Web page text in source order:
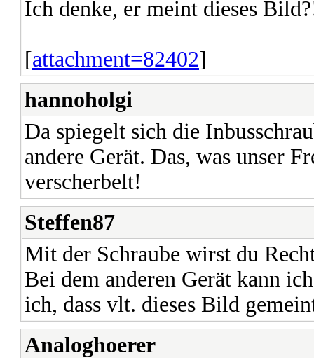
Ich denke, er meint dieses
[attachment=82402]
hannoholgi
Da spiegelt sich die
andere Gerät. Das, was unser
verscherbelt!
Steffen87
Mit der Schraube wirst du
Bei dem anderen Gerät kann
ich, dass vlt. dieses Bild
Analoghoerer